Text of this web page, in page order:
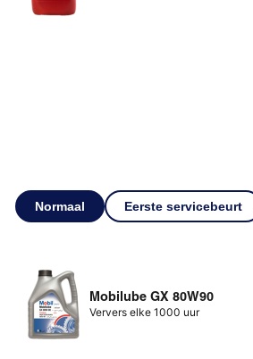
Normaal Eerste servicebeurt
Mobilube GX 80W90
Ververs elke 1000 uur